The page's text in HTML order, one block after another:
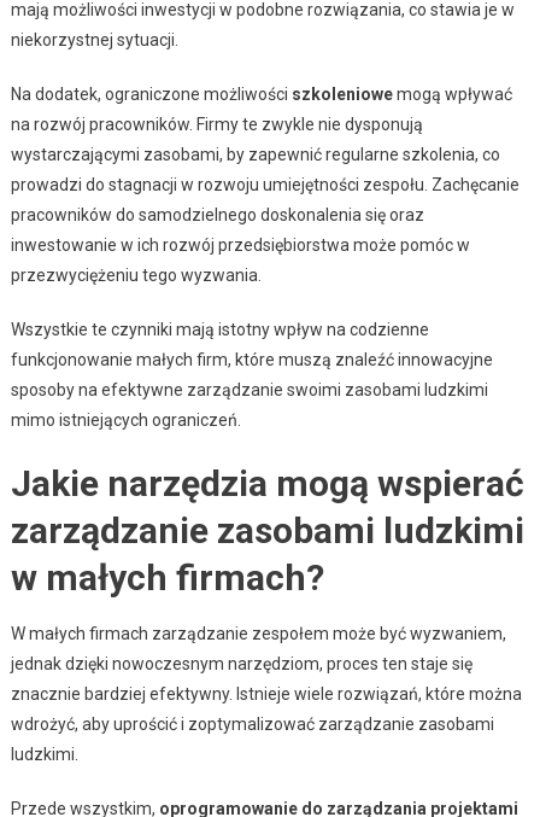
mają możliwości inwestycji w podobne rozwiązania, co stawia je w
niekorzystnej sytuacji.
Na dodatek, ograniczone możliwości szkoleniowemogą wpływać
na rozwój pracowników. Firmy te zwykle nie dysponują
wystarczającymi zasobami, by zapewnić regularne szkolenia, co
prowadzi do stagnacji w rozwoju umiejętności zespołu. Zachęcanie
pracowników do samodzielnego doskonalenia się oraz
inwestowanie w ich rozwój przedsiębiorstwa może pomóc w
przezwyciężeniu tego wyzwania.
Wszystkie te czynniki mają istotny wpływ na codzienne
funkcjonowanie małych firm, które muszą znaleźć innowacyjne
sposoby na efektywne zarządzanie swoimi zasobami ludzkimi
mimo istniejących ograniczeń.
Jakie narzędzia mogą wspierać
zarządzanie zasobami ludzkimi
w małych firmach?
W małych firmach zarządzanie zespołem może być wyzwaniem,
jednak dzięki nowoczesnym narzędziom, proces ten staje się
znacznie bardziej efektywny. Istnieje wiele rozwiązań, które można
wdrożyć, aby uprościć i zoptymalizować zarządzanie zasobami
ludzkimi.
Przede wszystkim, oprogramowanie do zarządzania projektami